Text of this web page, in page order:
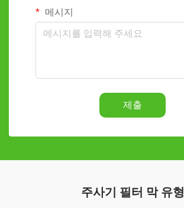
메시지
제출
주사기 필터 막 유형